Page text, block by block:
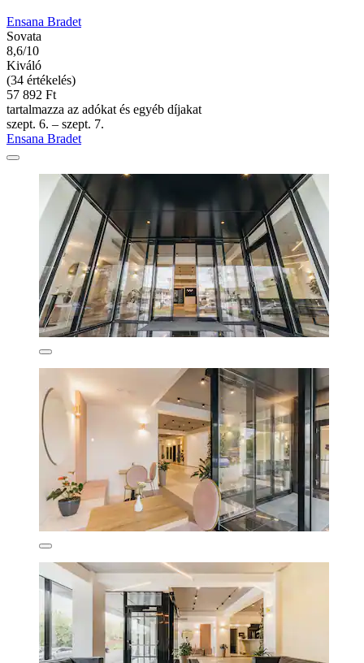
Ensana Bradet
Sovata
8,6/10
Kiváló
(34 értékelés)
57 892 Ft
tartalmazza az adókat és egyéb díjakat
szept. 6. – szept. 7.
Ensana Bradet